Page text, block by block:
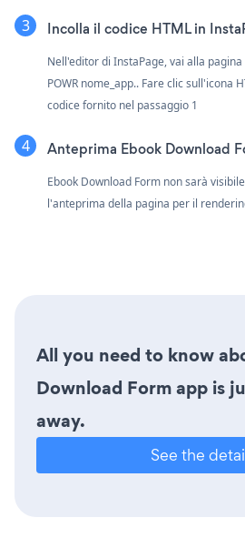
Incolla il codice HTML in
Nell'editor di InstaPage, vai alla
POWR nome_app.. Fare clic sull'icona
codice fornito nel passaggio 1
Anteprima Ebook Download
Ebook Download Form non sarà
l'anteprima della pagina per il
All you need to know
Download Form app is
away.
See the